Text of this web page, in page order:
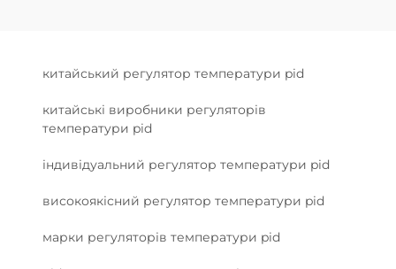
китайський регулятор температури pid
китайські виробники регуляторів
температури pid
індивідуальний регулятор температури pid
високоякісний регулятор температури pid
марки регуляторів температури pid